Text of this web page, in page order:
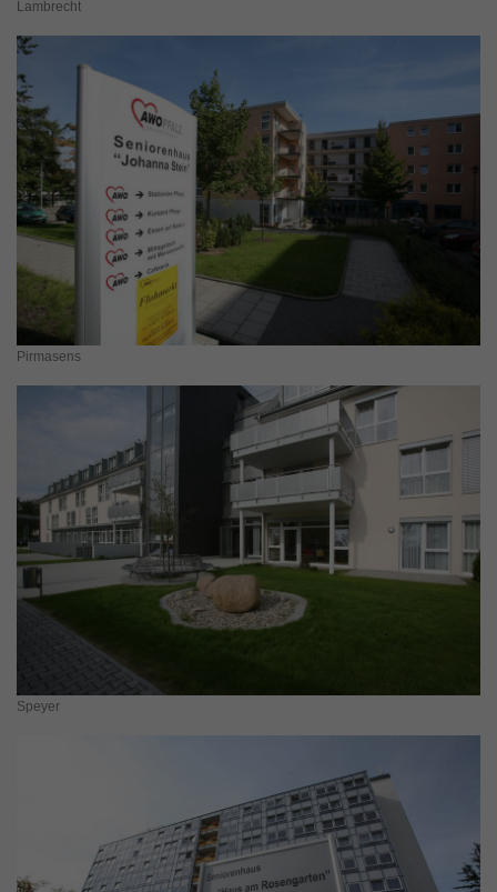
Lambrecht
Pirmasens
Speyer